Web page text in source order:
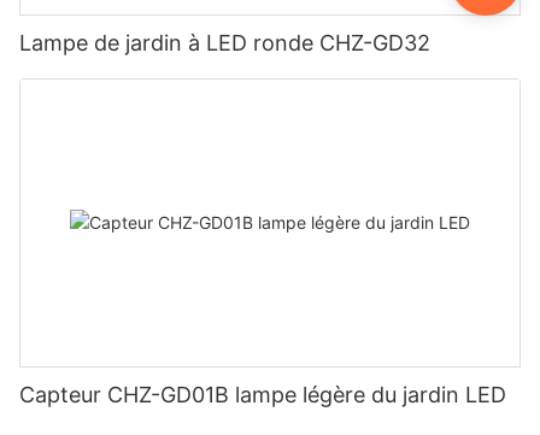
Lampe de jardin à LED ronde CHZ-GD32
Capteur CHZ-GD01B lampe légère du jardin LED